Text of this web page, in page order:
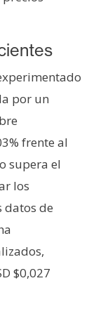
por un
frente al
supera el
los
datos de
$0,027